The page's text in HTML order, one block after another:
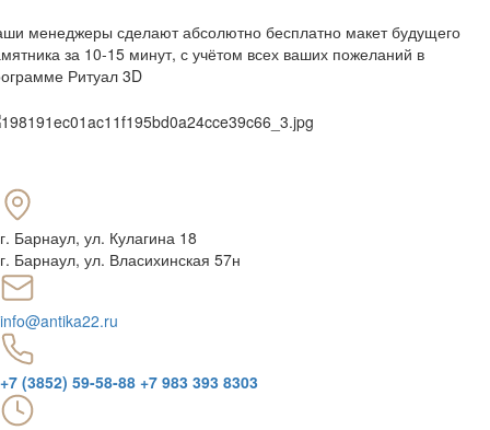
менеджеры сделают абсолютно бесплатно макет будущего
за 10-15 минут, с учётом всех ваших пожеланий в
Ритуал 3D
г. Барнаул, ул. Кулагина 18
г. Барнаул, ул. Власихинская 57н
info@antika22.ru
+7 (3852) 59-58-88 +7 983 393 8303